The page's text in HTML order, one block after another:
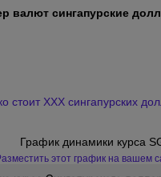
валют сингапурские
стоит XXX сингапурских
График динамики курса
этот график на вашем